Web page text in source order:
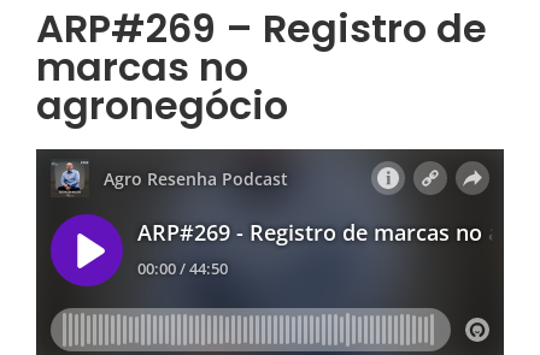
ARP#269 – Registro de
marcas no
agronegócio